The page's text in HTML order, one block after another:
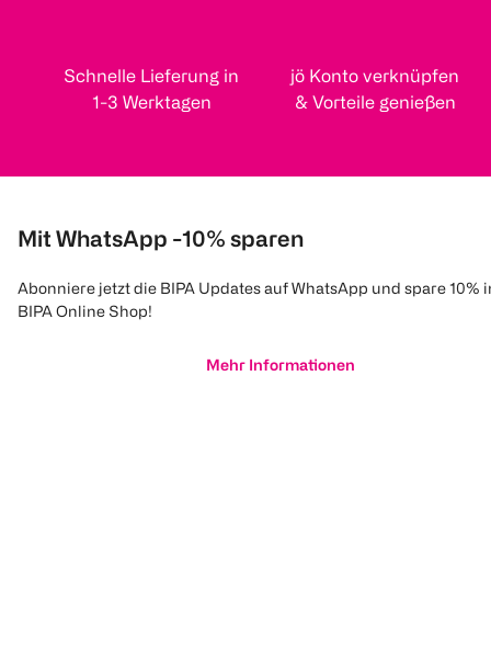
Schnelle Lieferung in
1-3 Werktagen
jö Konto verknüpfen
& Vorteile genießen
Mit WhatsApp -10% sparen
Abonniere jetzt die BIPA Updates auf WhatsApp und spare 10%
BIPA Online Shop!
Mehr Informationen